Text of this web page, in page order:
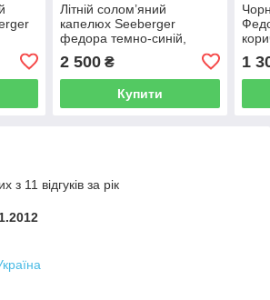
Літній солом’яний
капелюх Seeberger
федора темно-синій,
соломки з регулятором
розміру
2 500₴
Купити
1
з 11 відгуків за рік